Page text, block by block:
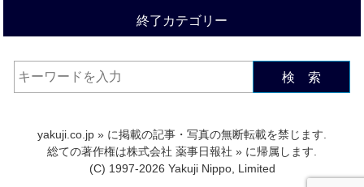
終了カテゴリー
検 索
yakuji.co.jp » に掲載の記事・写真の無断転載を禁じます.
総ての著作権は株式会社 薬事日報社 » に帰属します.
(C) 1997-2026 Yakuji Nippo, Limited